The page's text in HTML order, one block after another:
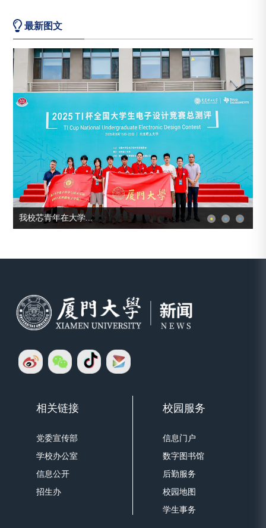
最新图文
我校芯青年在大学...
相关链接
党委宣传部
学校办公室
信息公开
招生办
校园服务
信息门户
数字图书馆
后勤服务
校园地图
学生事务